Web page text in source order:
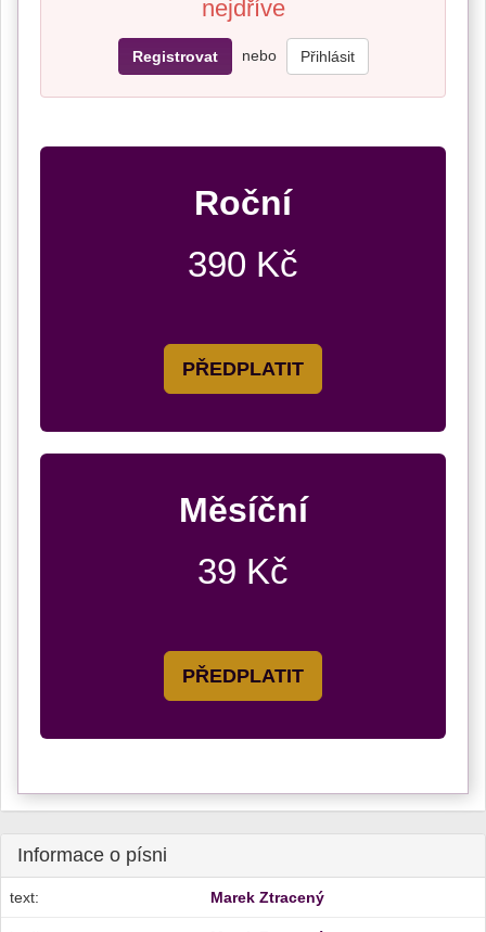
nejdříve
Registrovat nebo Přihlásit
Roční
390 Kč
PŘEDPLATIT
Měsíční
39 Kč
PŘEDPLATIT
Informace o písni
text: Marek Ztracený